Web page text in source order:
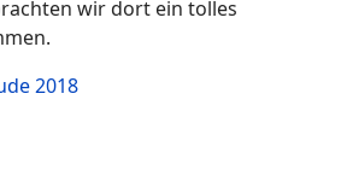
wir dort ein tolles
2018